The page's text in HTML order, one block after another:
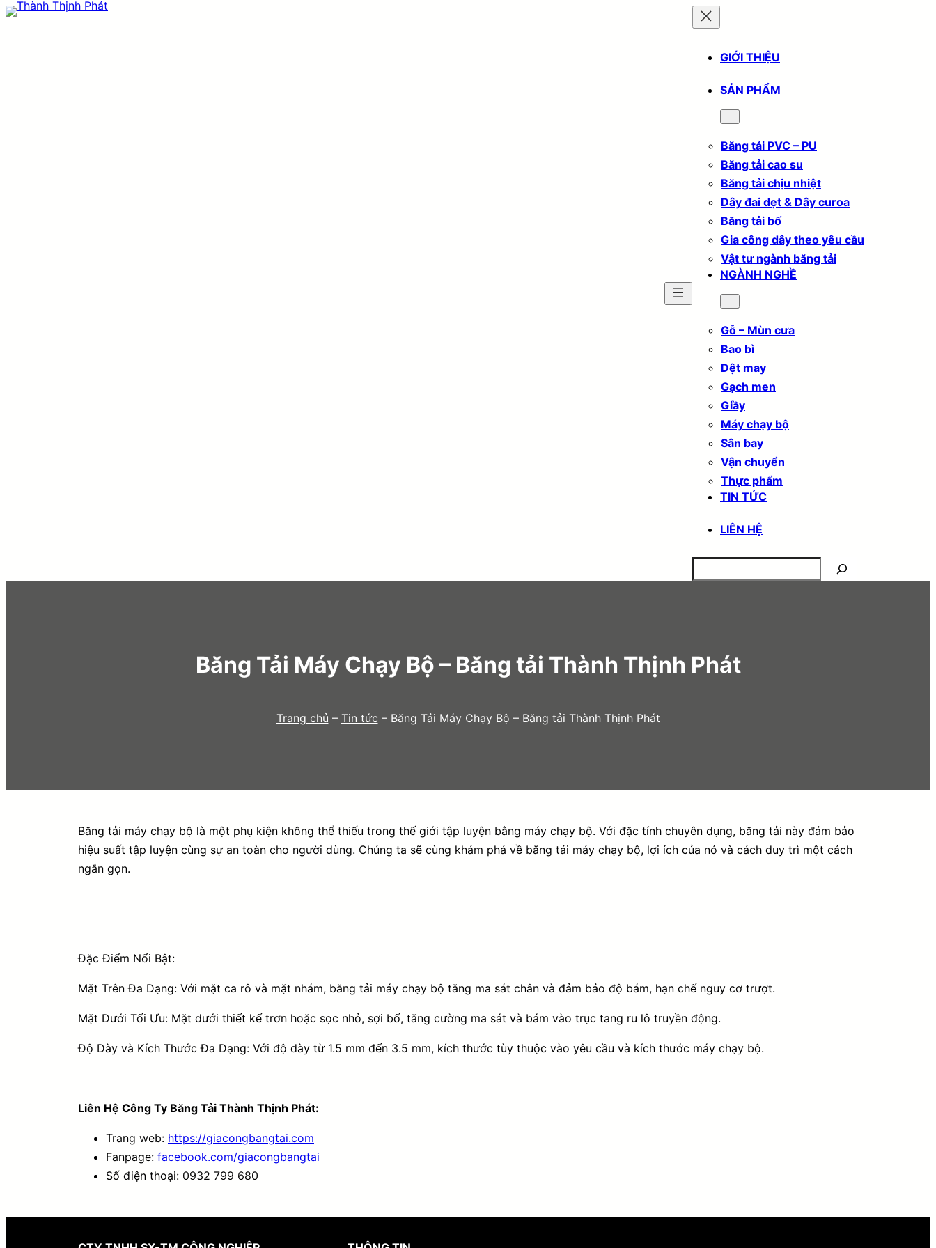
GIỚI THIỆU
SẢN PHẨM
Băng tải PVC – PU
Băng tải cao su
Băng tải chịu nhiệt
Dây đai dẹt & Dây curoa
Băng tải bố
Gia công dây theo yêu cầu
Vật tư ngành băng tải
NGÀNH NGHỀ
Gỗ – Mùn cưa
Bao bì
Dệt may
Gạch men
Giầy
Máy chạy bộ
Sân bay
Vận chuyển
Thực phẩm
TIN TỨC
LIÊN HỆ
Băng Tải Máy Chạy Bộ – Băng tải Thành Thịnh Phát
Trang chủ – Tin tức – Băng Tải Máy Chạy Bộ – Băng tải Thành Thịnh Phát
Băng tải máy chạy bộ là một phụ kiện không thể thiếu trong thế giới tập luyện bằng máy chạy bộ. Với đặc tính chuyên dụng, băng tải này đảm bảo
hiệu suất tập luyện cùng sự an toàn cho người dùng. Chúng ta sẽ cùng khám phá về băng tải máy chạy bộ, lợi ích của nó và cách duy trì một cách
ngắn gọn.
Đặc Điểm Nổi Bật:
Mặt Trên Đa Dạng: Với mặt ca rô và mặt nhám, băng tải máy chạy bộ tăng ma sát chân và đảm bảo độ bám, hạn chế nguy cơ trượt.
Mặt Dưới Tối Ưu: Mặt dưới thiết kế trơn hoặc sọc nhỏ, sợi bố, tăng cường ma sát và bám vào trục tang ru lô truyền động.
Độ Dày và Kích Thước Đa Dạng: Với độ dày từ 1.5 mm đến 3.5 mm, kích thước tùy thuộc vào yêu cầu và kích thước máy chạy bộ.
Liên Hệ Công Ty Băng Tải Thành Thịnh Phát:
Trang web: https://giacongbangtai.com
Fanpage: facebook.com/giacongbangtai
Số điện thoại: 0932 799 680